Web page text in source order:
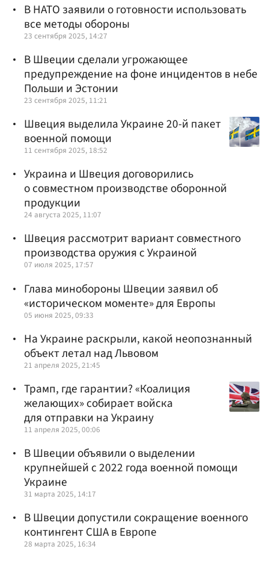
В НАТО заявили о готовности использовать
все методы обороны
23 сентября 2025, 14:27
В Швеции сделали угрожающее
предупреждение на фоне инцидентов в небе
Польши и Эстонии
23 сентября 2025, 11:21
Швеция выделила Украине 20-й пакет
военной помощи
11 сентября 2025, 18:52
Украина и Швеция договорились
о совместном производстве оборонной
продукции
24 августа 2025, 11:07
Швеция рассмотрит вариант совместного
производства оружия с Украиной
07 июля 2025, 17:57
Глава минобороны Швеции заявил об
«историческом моменте» для Европы
05 июня 2025, 09:33
На Украине раскрыли, какой неопознанный
объект летал над Львовом
21 апреля 2025, 21:45
Трамп, где гарантии? «Коалиция
желающих» собирает войска
для отправки на Украину
11 апреля 2025, 00:06
В Швеции объявили о выделении
крупнейшей с 2022 года военной помощи
Украине
31 марта 2025, 14:17
В Швеции допустили сокращение военного
контингент США в Европе
28 марта 2025, 16:34